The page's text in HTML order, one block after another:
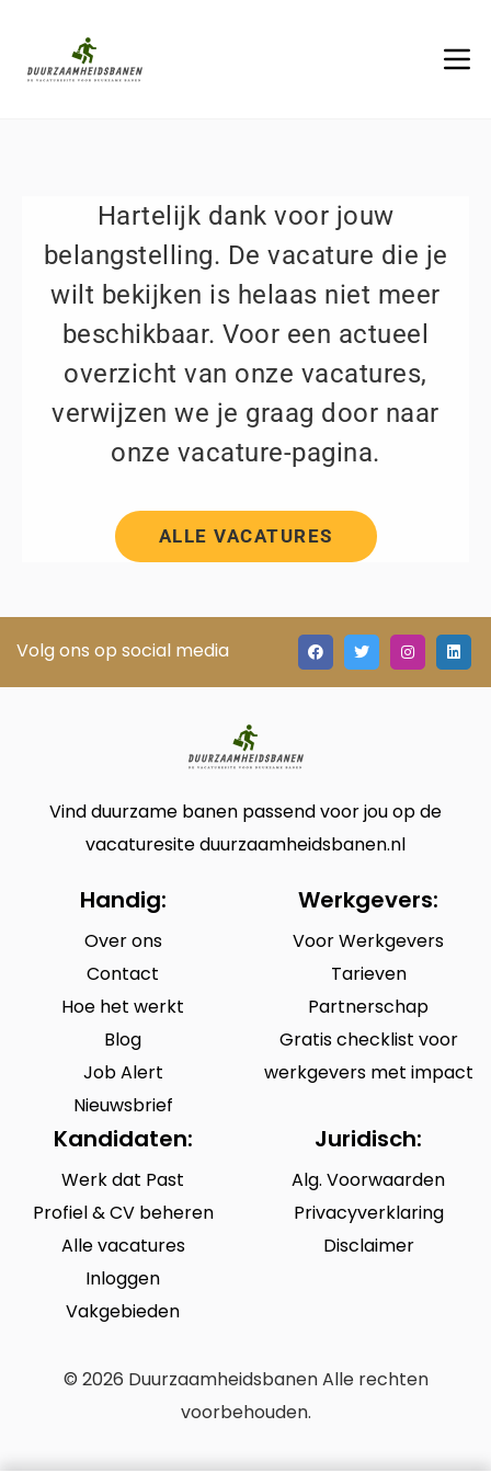
Hartelijk dank voor jouw
belangstelling. De vacature die je
wilt bekijken is helaas niet meer
beschikbaar. Voor een actueel
overzicht van onze vacatures,
verwijzen we je graag door naar
onze vacature-pagina.
ALLE VACATURES
Volg ons op social media
Vind duurzame banen passend voor jou op de
vacaturesite duurzaamheidsbanen.nl
Handig:
Over ons
Contact
Hoe het werkt
Blog
Job Alert
Nieuwsbrief
Werkgevers:
Voor Werkgevers
Tarieven
Partnerschap
Gratis checklist voor
werkgevers met impact
Kandidaten:
Werk dat Past
Profiel & CV beheren
Alle vacatures
Inloggen
Vakgebieden
Juridisch:
Alg. Voorwaarden
Privacyverklaring
Disclaimer
© 2026 Duurzaamheidsbanen Alle rechten
voorbehouden.